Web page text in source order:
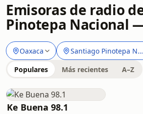
Emisoras de radio
Pinotepa Nacional
Oaxaca Santiago Pinotepa
Populares Más recientes A–Z
Ke Buena 98.1